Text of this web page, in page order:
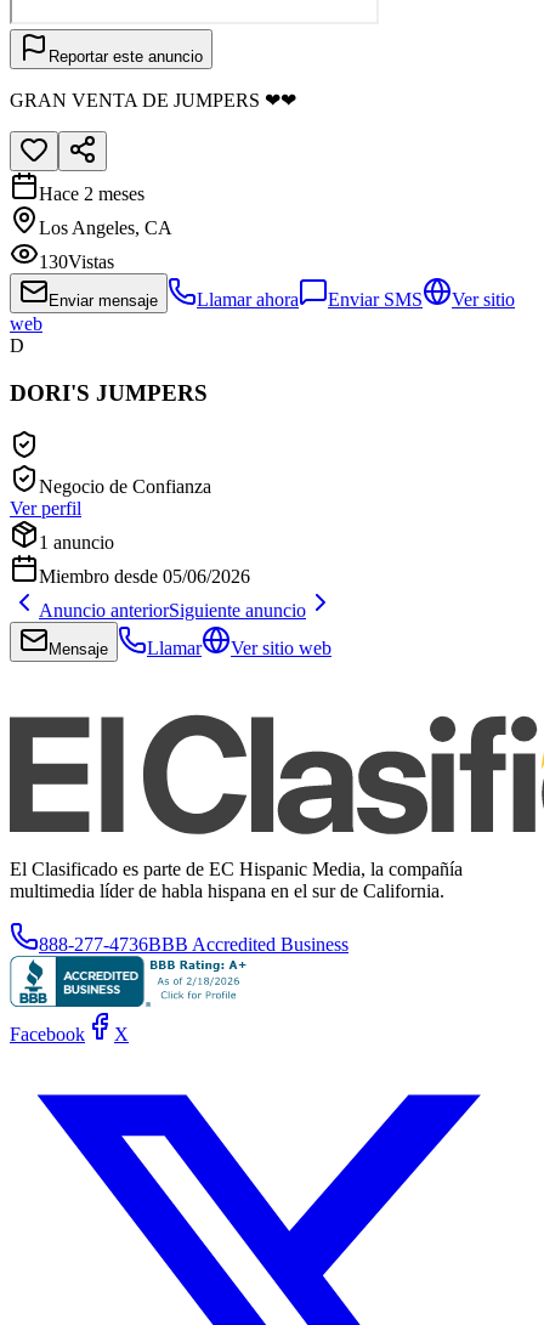
Reportar este anuncio
GRAN VENTA DE JUMPERS ❤❤
Hace 2 meses
Los Angeles, CA
130Vistas
Enviar mensaje Llamar ahora Enviar SMS
Ver sitio
web
D
DORI'S JUMPERS
Negocio de Confianza
Ver perfil
1 anuncio
Miembro desde 05/06/2026
Anuncio anteriorSiguiente anuncio
Mensaje Llamar Ver sitio web
El Clasificado es parte de EC Hispanic Media, la compañía
multimedia líder de habla hispana en el sur de California.
888-277-4736BBB Accredited Business
Facebook X